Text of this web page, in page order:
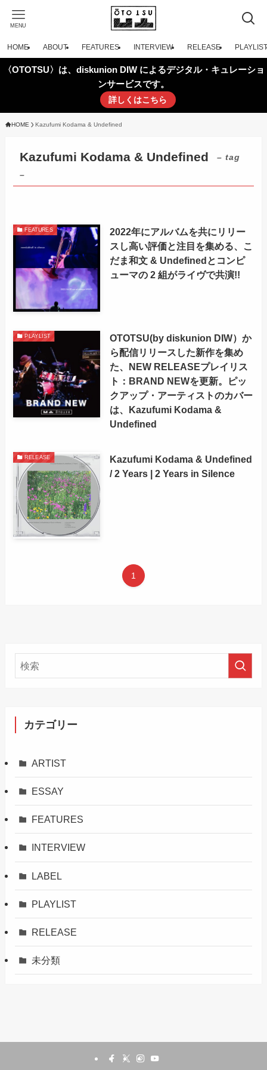
MENU
HOME ABOUT FEATURES INTERVIEW RELEASE PLAYLIST
〈OTOTSU〉は、diskunion DIW によるデジタル・キュレーショ
ンサービスです。
詳しくはこちら
HOME Kazufumi Kodama & Undefined
Kazufumi Kodama & Undefined
– tag
–
FEATURES
2022年にアルバムを共にリリー
スし高い評価と注目を集める、こ
だま和文 & Undefinedとコンピ
ューマの 2 組がライヴで共演!!
PLAYLIST
OTOTSU(by diskunion DIW）か
ら配信リリースした新作を集め
た、NEW RELEASEプレイリス
ト：BRAND NEWを更新。ピッ
クアップ・アーティストのカバー
は、Kazufumi Kodama &
Undefined
RELEASE
Kazufumi Kodama & Undefined
/ 2 Years | 2 Years in Silence
1
カテゴリー
ARTIST
ESSAY
FEATURES
INTERVIEW
LABEL
PLAYLIST
RELEASE
未分類